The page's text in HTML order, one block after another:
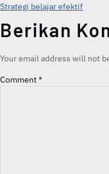
Strategi belajar efektif
Berikan
Your email address will not
Comment*